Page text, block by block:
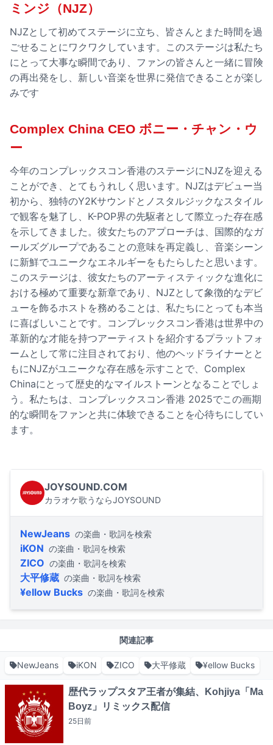
ミンジ（NJZ）
NJZとして初めてステージに立ち、皆さんとまた時間を過
ごせることにワクワクしています。このステージは私たち
にとって大事な瞬間であり、ファンの皆さんと一緒に冒険
の再出発をし、新しい音楽を世界に発信できることが楽し
みです
Complex China CEO ボニー・チャン・ウ
ー
今年のコンプレックスコン香港のステージにNJZを迎える
ことができ、とてもうれしく思います。NJZはデビュー当
初から、独特のY2Kサウンドとノスタルジックなスタイル
で観客を魅了し、K-POP界の先駆者として際立った存在感
を示してきました。彼女たちのアプローチは、国際的なガ
ールズグループであることの意味を再定義し、音楽シーン
に新鮮でユニークなエネルギーをもたらしたと思います。
このステージは、彼女たちのアーティスティックな進化に
おける極めて重要な新章であり、NJZとして象徴的なデビ
ューを飾るホストを務めることは、私たちにとっても本当
に喜ばしいことです。コンプレックスコン香港は世界中の
革新的な才能を持つアーティストを紹介するプラットフォ
ームとして常に注目されており、他のヘッドライナーとと
もにNJZがユニークな存在感を示すことで、Complex
Chinaにとって歴史的なマイルストーンとなることでしょ
う。私たちは、コンプレックスコン香港 2025でこの画期
的な瞬間をファンと共に体験できることを心待ちにしてい
ます。
JOYSOUND.COM
カラオケ歌うならJOYSOUND
NewJeans の楽曲・歌詞を検索
iKON の楽曲・歌詞を検索
ZICO の楽曲・歌詞を検索
大平修蔵 の楽曲・歌詞を検索
¥ellow Bucks の楽曲・歌詞を検索
関連記事
NewJeans iKON ZICO 大平修蔵 ¥ellow Bucks
歴代ラップスタア王者が集結、Kohjiya「Ma
Boyz」リミックス配信
25日前